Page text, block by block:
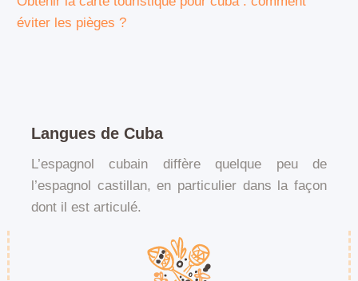
éviter les pièges ?
Langues de Cuba
L’espagnol cubain diffère quelque peu de
l’espagnol castillan, en particulier dans la façon
dont il est articulé.